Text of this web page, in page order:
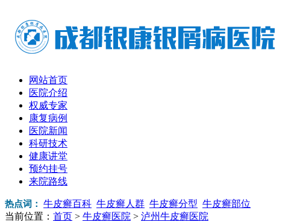
网站首页
医院介绍
权威专家
康复病例
医院新闻
科研技术
健康讲堂
预约挂号
来院路线
热点词： 牛皮癣百科 牛皮癣人群 牛皮癣分型 牛皮癣部位
当前位置： 首页 > 牛皮癣医院 > 泸州牛皮癣医院